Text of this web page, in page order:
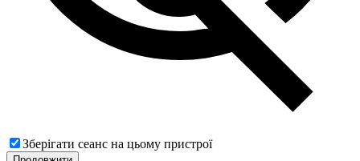
Зберігати сеанс на цьому пристрої